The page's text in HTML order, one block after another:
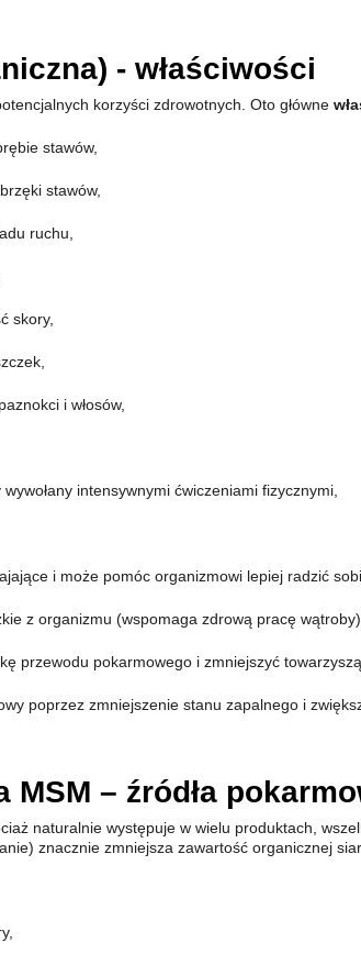
- właściwości
korzyści zdrowotnych. Oto główne
stawów,
stawów,
ruchu,
skory,
i włosów,
intensywnymi ćwiczeniami fizycznymi,
i może pomóc organizmowi lepiej radzić
z organizmu (wspomaga zdrową pracę wątroby),
przewodu pokarmowego i zmniejszyć
poprzez zmniejszenie stanu zapalnego i
– źródła
naturalnie występuje w wielu produktach,
znacznie zmniejsza zawartość organicznej